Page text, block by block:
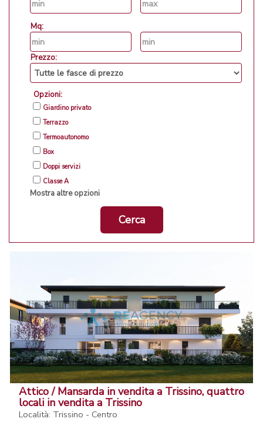
Mq:
Prezzo:
Opzioni:
Giardino privato
Terrazzo
Termoautonomo
Box
Doppi servizi
Classe A
Mostra altre opzioni
Cerca
Attico / Mansarda in vendita a Trissino, quattro
locali in vendita a Trissino
Località: Trissino - Centro